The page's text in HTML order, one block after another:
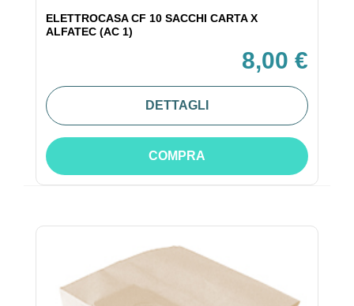
ELETTROCASA CF 10 SACCHI CARTA X
ALFATEC (AC 1)
8,00 €
DETTAGLI
COMPRA